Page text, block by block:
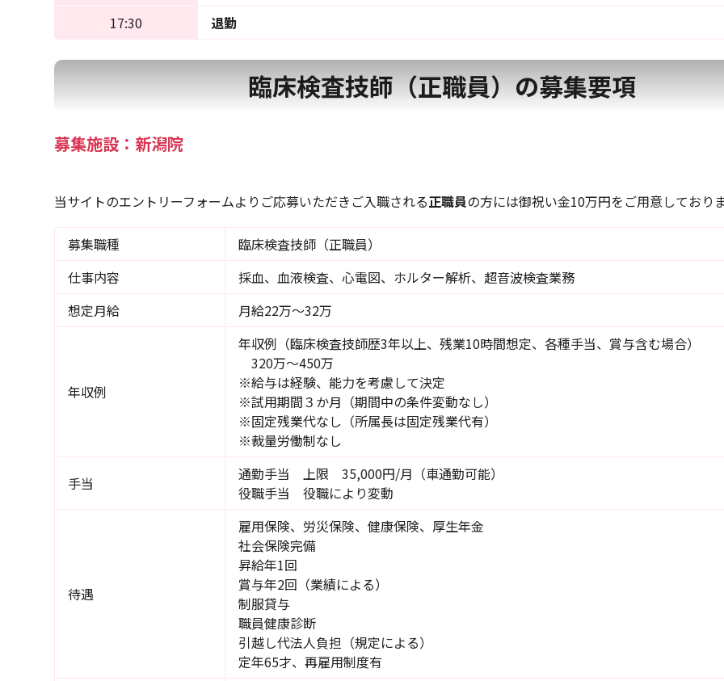
17:30
退勤
臨床検査技師（正職員）の募集要項
募集施設：新潟院
当サイトのエントリーフォームよりご応募いただきご入職される正職員の方には御祝い金10万円をご用意しており
募集職種
臨床検査技師（正職員）
仕事内容
採血、血液検査、心電図、ホルター解析、超音波検査業務
想定月給
月給22万～32万
年収例
年収例（臨床検査技師歴3年以上、残業10時間想定、各種手当、賞与含む場合）
320万～450万
※給与は経験、能力を考慮して決定
※試用期間３か月（期間中の条件変動なし）
※固定残業代なし（所属長は固定残業代有）
※裁量労働制なし
手当
通勤手当 上限 35,000円/月（車通勤可能）
役職手当 役職により変動
待遇
雇用保険、労災保険、健康保険、厚生年金
社会保険完備
昇給年1回
賞与年2回（業績による）
制服貸与
職員健康診断
引越し代法人負担（規定による）
定年65才、再雇用制度有